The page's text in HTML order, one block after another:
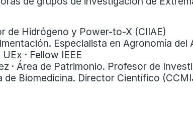
de Hidrógeno y Power-to-X (CIIAE)
Especialista en Agronomía del
· Fellow IEEE
· Área de Patrimonio. Profesor de
de Biomedicina. Director Científico